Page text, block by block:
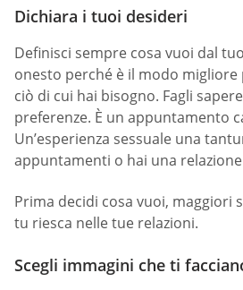
Dichiara i tuoi desideri
Definisci sempre cosa vuoi dal
onesto perché è il modo
ciò di cui hai bisogno. Fagli
preferenze. È un appuntamento
Un’esperienza sessuale una
appuntamenti o hai una
Prima decidi cosa vuoi, maggiori
tu riesca nelle tue relazioni.
Scegli immagini che ti